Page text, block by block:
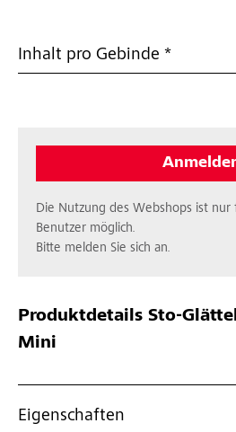
Inhalt pro Gebinde *
Die Nutzung des Webshops ist
Benutzer möglich.
Bitte melden Sie sich an.
Produktdetails Sto-
Mini
Eigenschaften